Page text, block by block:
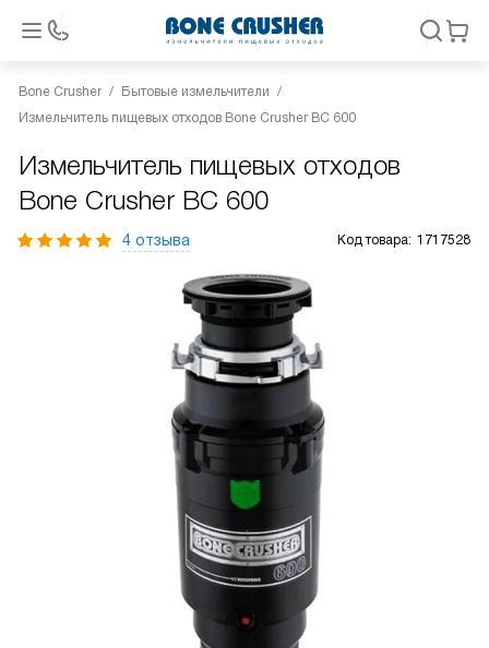
Bone Crusher
Бытовые измельчители
Измельчитель пищевых отходов Bone Crusher BC 600
Измельчитель пищевых отходов
Bone Crusher BC 600
4 отзыва Код товара: 1717528